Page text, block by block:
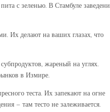
с зеленью. В Стамбуле
Их делают на ваших глазах, что
жареный на углях.
в Измире.
теста. Их запекают на огне
– там тесто не залеживается.